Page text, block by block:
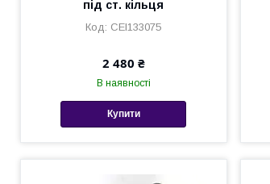
під ст. кільця
CEI133075
2 480 ₴
В наявності
Купити